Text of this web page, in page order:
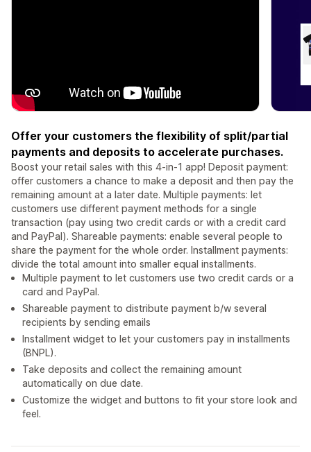
Offer your customers the flexibility of split/partial
payments and deposits to accelerate purchases.
Boost your retail sales with this 4-in-1 app! Deposit payment:
offer customers a chance to make a deposit and then pay the
remaining amount at a later date. Multiple payments: let
customers use different payment methods for a single
transaction (pay using two credit cards or with a credit card
and PayPal). Shareable payments: enable several people to
share the payment for the whole order. Installment payments:
divide the total amount into smaller equal installments.
Multiple payment to let customers use two credit cards or a
card and PayPal.
Shareable payment to distribute payment b/w several
recipients by sending emails
Installment widget to let your customers pay in installments
(BNPL).
Take deposits and collect the remaining amount
automatically on due date.
Customize the widget and buttons to fit your store look and
feel.